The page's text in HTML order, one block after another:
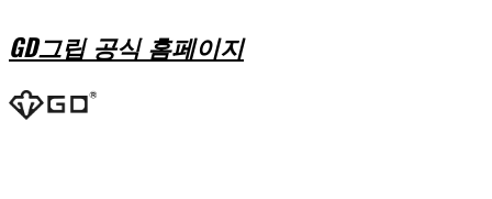
GD그립 공식 홈페이지